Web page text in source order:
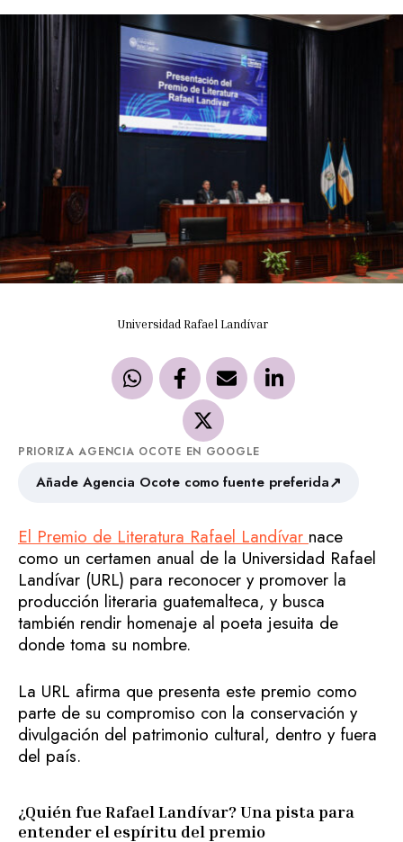
Universidad Rafael Landívar
PRIORIZA AGENCIA OCOTE EN GOOGLE
Añade Agencia Ocote como fuente preferida↗
El Premio de Literatura Rafael Landívar nace
como un certamen anual de la Universidad Rafael
Landívar (URL) para reconocer y promover la
producción literaria guatemalteca, y busca
también rendir homenaje al poeta jesuita de
donde toma su nombre.
La URL afirma que presenta este premio como
parte de su compromiso con la conservación y
divulgación del patrimonio cultural, dentro y fuera
del país.
¿Quién fue Rafael Landívar? Una pista para
entender el espíritu del premio